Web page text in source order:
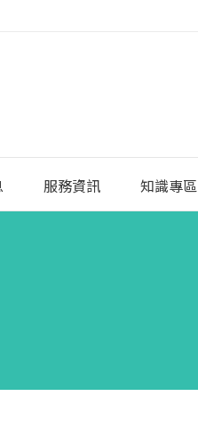
服務資訊 知識專區